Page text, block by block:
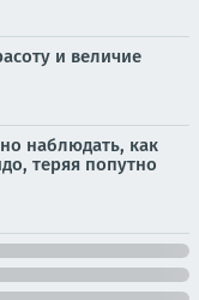
и величие
наблюдать, как
теряя попутно